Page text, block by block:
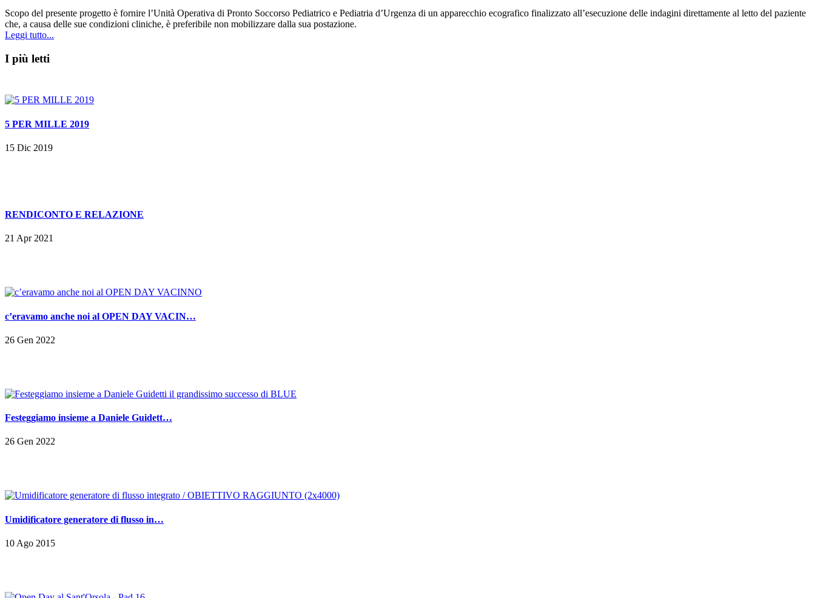
Scopo del presente progetto è fornire l’Unità Operativa di Pronto Soccorso Pediatrico e Pediatria d’Urgenza di un apparecchio ecografico finalizzato all’esecuzione delle indagini direttamente al letto del paziente
che, a causa delle sue condizioni cliniche, è preferibile non mobilizzare dalla sua postazione.
Leggi tutto...
I più letti
5 PER MILLE 2019
15 Dic 2019
RENDICONTO E RELAZIONE
21 Apr 2021
c’eravamo anche noi al OPEN DAY VACIN…
26 Gen 2022
Festeggiamo insieme a Daniele Guidett…
26 Gen 2022
Umidificatore generatore di flusso in…
10 Ago 2015